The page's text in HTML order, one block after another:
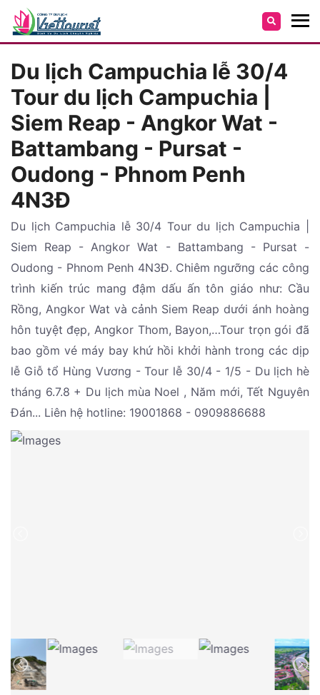
Du lịch Campuchia lễ 30/4
Tour du lịch Campuchia |
Siem Reap - Angkor Wat -
Battambang - Pursat -
Oudong - Phnom Penh
4N3Đ
Du lịch Campuchia lễ 30/4 Tour du lịch Campuchia |
Siem Reap - Angkor Wat - Battambang - Pursat -
Oudong - Phnom Penh 4N3Đ. Chiêm ngưỡng các công
trình kiến trúc mang đậm dấu ấn tôn giáo như: Cầu
Rồng, Angkor Wat và cảnh Siem Reap dưới ánh hoàng
hôn tuyệt đẹp, Angkor Thom, Bayon,…Tour trọn gói đã
bao gồm vé máy bay khứ hồi khởi hành trong các dịp
lễ Giỗ tổ Hùng Vương - Tour lễ 30/4 - 1/5 - Du lịch hè
tháng 6.7.8 + Du lịch mùa Noel , Năm mới, Tết Nguyên
Đán... Liên hệ hotline: 19001868 - 0909886688